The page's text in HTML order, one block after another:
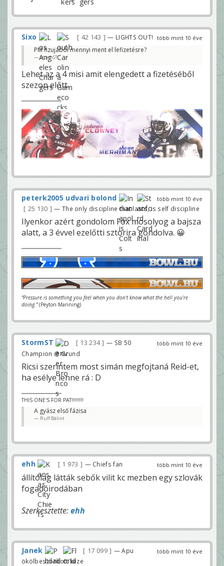
több mint 10 éve
Sixo 42 143 — LIGHTS OUT!
PM fizujából mennyi ment el lefizetésre?
StormST
Lehet az a 4 misi amit elengedett a fizetéséből
szezon előtt.
több mint 10 éve
peterk2005 udvari bolond
25 130 — The only discipline that lasts, is self discipline
Ilyenkor azért gondolom Fox mosolyog a bajsza
alatt, a 3 évvel ezelőtti sztorira gondolva. 😀
“Pressure is something you feel when you don't know what the hell you're
doing.”(Peyton Manning)
több mint 10 éve
StormST 13 234
— SB 50
Champion @ Grund
Ricsi szerintem most simán megfojtaná Reid-et,
ha esélye lenne rá : D
THIS ONE'S FOR PAT!!!!!!!!
A gyász első fázisa
Ruff Bálint
több mint 10 éve
ehh 1 973 — Chiefs fan
állítólag látták sebők vilit kc mezben egy szlovák
fogadóirodában
Szerkesztette:ehh
több mint 10 éve
Janek 17 099
— Apu
ökölbeszorított keze